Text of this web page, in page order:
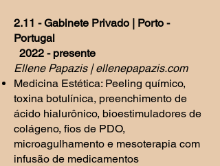
2.11 - Gabinete Privado | Porto -
Portugal
2022 - presente
Ellene Papazis | ellenepapazis.com
Medicina Estética: Peeling químico,
toxina botulínica, preenchimento de
ácido hialurônico, bioestimuladores de
colágeno, fios de PDO,
microagulhamento e mesoterapia com
infusão de medicamentos